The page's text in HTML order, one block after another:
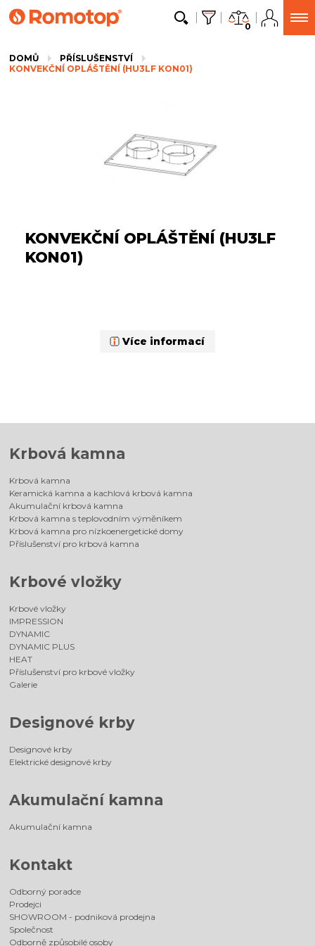
0
DOMŮ
PŘÍSLUŠENSTVÍ
KONVEKČNÍ OPLÁŠTĚNÍ (HU3LF KON01)
KONVEKČNÍ OPLÁŠTĚNÍ (HU3LF
KON01)
Více informací
Krbová kamna
Krbová kamna
Keramická kamna a kachlová krbová kamna
Akumulační krbová kamna
Krbová kamna s teplovodním výměníkem
Krbová kamna pro nízkoenergetické domy
Příslušenství pro krbová kamna
Krbové vložky
Krbové vložky
IMPRESSION
DYNAMIC
DYNAMIC PLUS
HEAT
Příslušenství pro krbové vložky
Galerie
Designové krby
Designové krby
Elektrické designové krby
Akumulační kamna
Akumulační kamna
Kontakt
Odborný poradce
Prodejci
SHOWROOM - podniková prodejna
Společnost
Odborně způsobilé osoby